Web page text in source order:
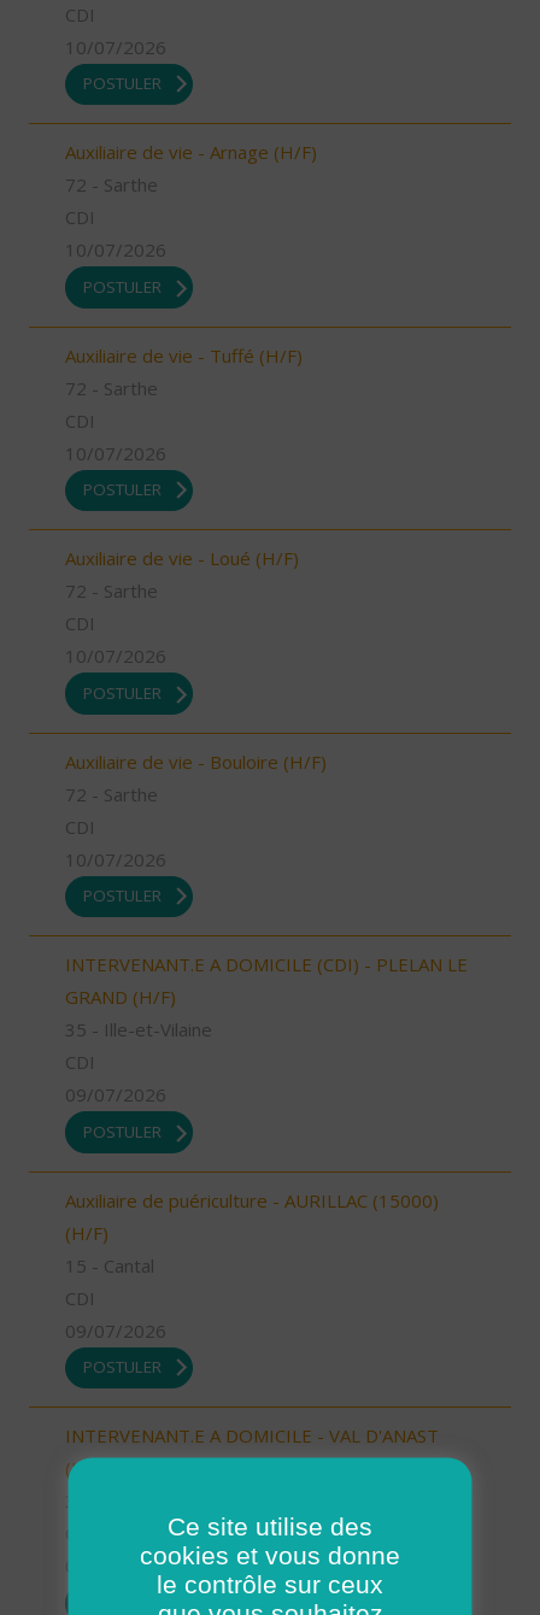
CDI
10/07/2026
POSTULER
Auxiliaire de vie - Arnage (H/F)
72 - Sarthe
CDI
10/07/2026
POSTULER
Auxiliaire de vie - Tuffé (H/F)
72 - Sarthe
CDI
10/07/2026
POSTULER
Auxiliaire de vie - Loué (H/F)
72 - Sarthe
CDI
10/07/2026
POSTULER
Auxiliaire de vie - Bouloire (H/F)
72 - Sarthe
CDI
10/07/2026
POSTULER
INTERVENANT.E A DOMICILE (CDI) - PLELAN LE
GRAND (H/F)
35 - Ille-et-Vilaine
CDI
09/07/2026
POSTULER
Auxiliaire de puériculture - AURILLAC (15000)
(H/F)
15 - Cantal
CDI
09/07/2026
POSTULER
INTERVENANT.E A DOMICILE - VAL D'ANAST
(H/F)
09/07/2026
Ce site utilise des
cookies et vous donne
le contrôle sur ceux